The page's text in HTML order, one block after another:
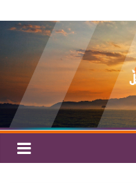
para
conteúdo
Silva
Jardim